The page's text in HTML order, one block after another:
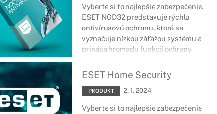
Vyberte si to najlepšie zabezpečenie.
ESET NOD32 predstavuje rýchlu
antivírusovú ochranu, ktorá sa
vyznačuje nízkou záťažou systému a
prináša hromadu funkcií ochrany.
ESET Home Security
PRODUKT 2. 1. 2024
Vyberte si to najlepšie zabezpečenie